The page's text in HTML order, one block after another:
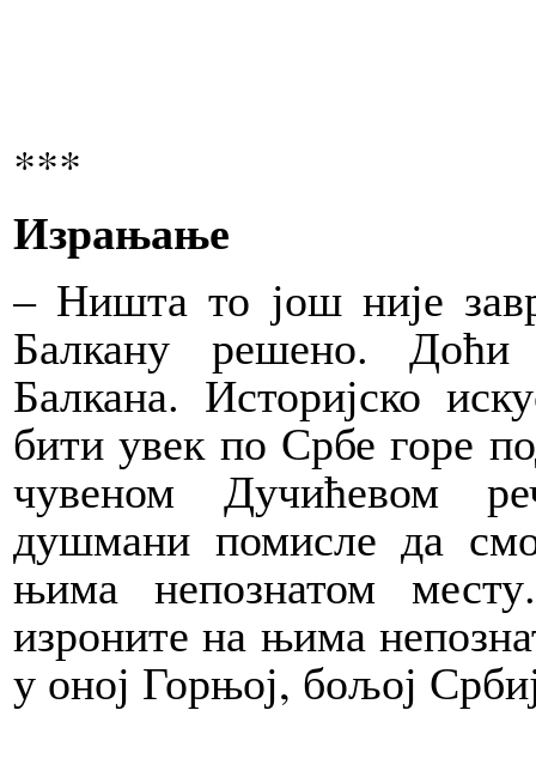
***
Израњање
– Ништа то још није
Балкану решено.
Балкана. Историјско
бити увек по Србе горе
чувеном Дучићевом
душмани помисле да
њима непознатом
изроните на њима
у оној Горњој, бољој